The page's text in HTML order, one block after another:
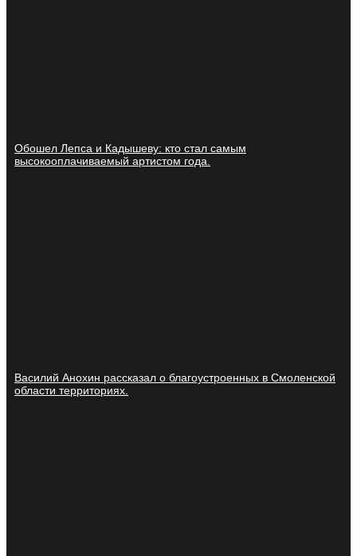
Обошел Лепса и Кадышеву: кто стал самым
высокооплачиваемый артистом года.
Василий Анохин рассказал о благоустроенных в Смоленской
области территориях.